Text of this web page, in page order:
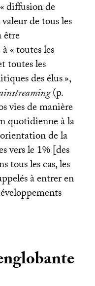
diffusion de
de tous les
être
«toutes les
toutes les
des élus»,
(p.
vies de manière
quotidienne à la
de la
vers le 1% [des
tous les cas, les
à entrer en